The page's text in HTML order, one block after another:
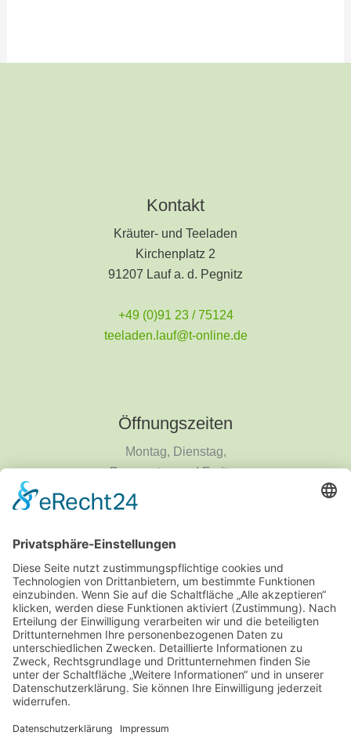
Kontakt
Kräuter- und Teeladen
Kirchenplatz 2
91207 Lauf a. d. Pegnitz
+49 (0)91 23 / 75124
teeladen.lauf@t-online.de
Öffnungszeiten
Montag, Dienstag,
Donnerstag und Freitag
9 - 14 Uhr
Informationen
Über uns
Produktanfrage
Datenschutzerklärung